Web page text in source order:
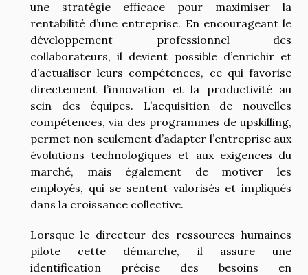
une stratégie efficace pour maximiser la
rentabilité d’une entreprise. En encourageant le
développement professionnel des
collaborateurs, il devient possible d’enrichir et
d’actualiser leurs compétences, ce qui favorise
directement l’innovation et la productivité au
sein des équipes. L’acquisition de nouvelles
compétences, via des programmes de upskilling,
permet non seulement d’adapter l’entreprise aux
évolutions technologiques et aux exigences du
marché, mais également de motiver les
employés, qui se sentent valorisés et impliqués
dans la croissance collective.
Lorsque le directeur des ressources humaines
pilote cette démarche, il assure une
identification précise des besoins en